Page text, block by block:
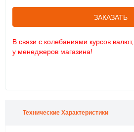
ЗАКАЗАТЬ
В связи с колебаниями курсов
у менеджеров магазина!
Технические Характеристики